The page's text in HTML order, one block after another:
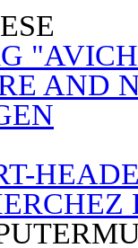
AND